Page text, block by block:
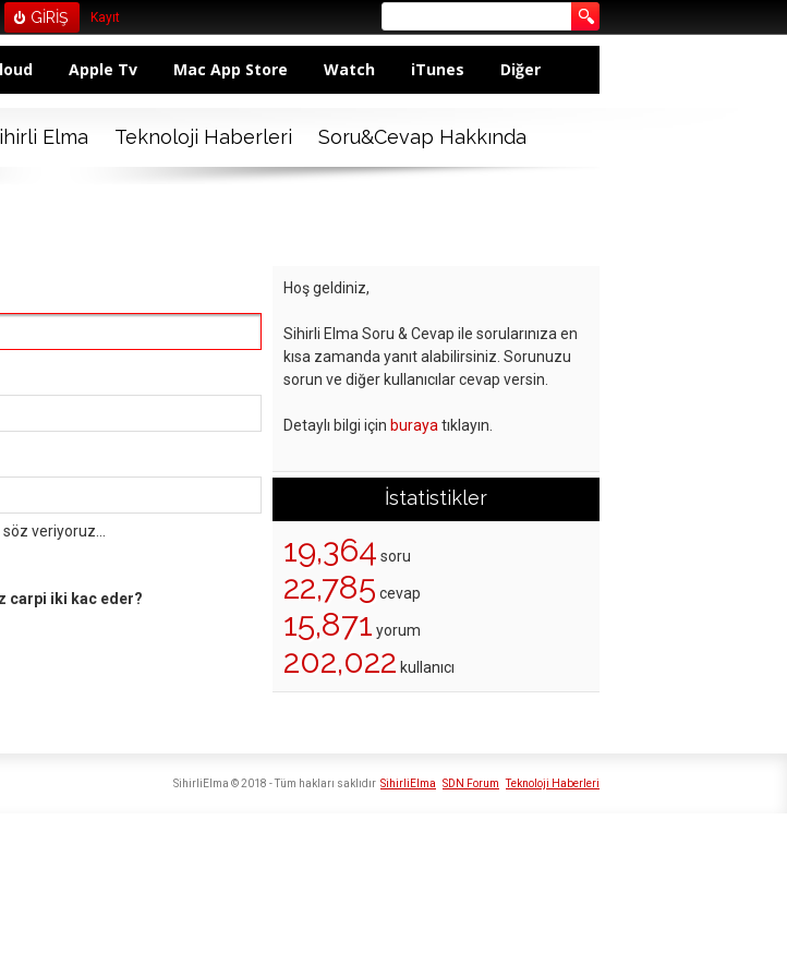
Kayıt
Apple Tv Mac App Store Watch iTunes Diğer
Elma Teknoloji Haberleri Soru&Cevap Hakkında
veriyoruz...
carpi iki kac eder?
Hoş geldiniz,
Sihirli Elma Soru & Cevap ile sorularınıza en
kısa zamanda yanıt alabilirsiniz. Sorunuzu
sorun ve diğer kullanıcılar cevap versin.
Detaylı bilgi için buraya tıklayın.
İstatistikler
19,364 soru
22,785 cevap
15,871 yorum
202,022 kullanıcı
SihirliElma SDN Forum Teknoloji Haberleri
SihirliElma © 2018 - Tüm hakları saklıdır